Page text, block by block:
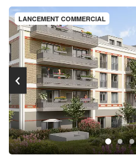
LANCEMENT COMMERCIAL